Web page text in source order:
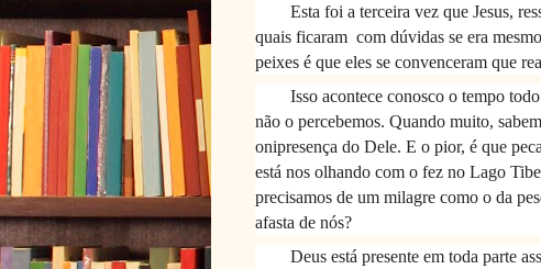
Esta foi a terceira vez que Jesus,
quais ficaram com dúvidas se era
peixes é que eles se convenceram que
Isso acontece conosco o tempo
não o percebemos. Quando muito,
onipresença do Dele. E o pior, é que
está nos olhando com o fez no Lago
precisamos de um milagre como o da
afasta de nós?
Deus está presente em toda parte